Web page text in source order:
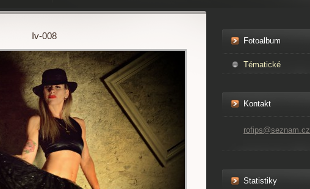
Iv-008 Fotoalbum
Tématické
Kontakt
rofips@seznam.cz
Statistiky